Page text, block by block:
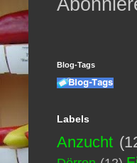
Blog-Tags
Labels
Anzucht